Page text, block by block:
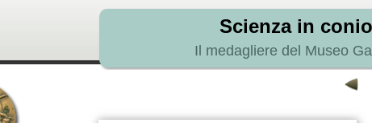
Scienza in conio
Il medagliere del Museo